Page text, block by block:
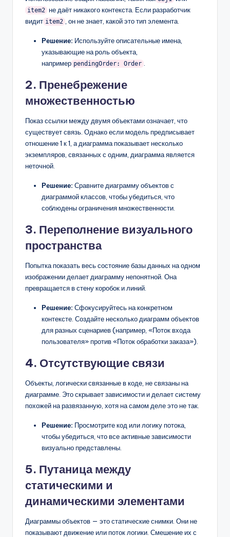
item2 не даёт никакого контекста. Если разработчик
видит item2 , он не знает, какой это тип элемента.
Решение: Используйте описательные имена,
указывающие на роль объекта,
например pendingOrder: Order
2. Пренебрежение
множественностью
Показ ссылки между двумя объектами означает, что
существует связь. Однако если модель предписывает
отношение 1 к 1, а диаграмма показывает несколько
экземпляров, связанных с одним, диаграмма является
неточной.
Решение: Сравните диаграмму объектов с
диаграммой классов, чтобы убедиться, что
соблюдены ограничения множественности.
3. Переполнение визуального
пространства
Попытка показать весь состояние базы данных на одном
изображении делает диаграмму непонятной. Она
превращается в стену коробок и линий.
Решение: Сфокусируйтесь на конкретном
контексте. Создайте несколько диаграмм объектов
для разных сценариев (например, «Поток входа
пользователя» против «Поток обработки заказа»).
4. Отсутствующие связи
Объекты, логически связанные в коде, не связаны на
диаграмме. Это скрывает зависимости и делает систему
похожей на развязанную, хотя на самом деле это не так.
Решение: Просмотрите код или логику потока,
чтобы убедиться, что все активные зависимости
визуально представлены.
5. Путаница между
статическими и
динамическими элементами
Диаграммы объектов — это статические снимки. Они не
показывают движение или поток логики. Смешение их с